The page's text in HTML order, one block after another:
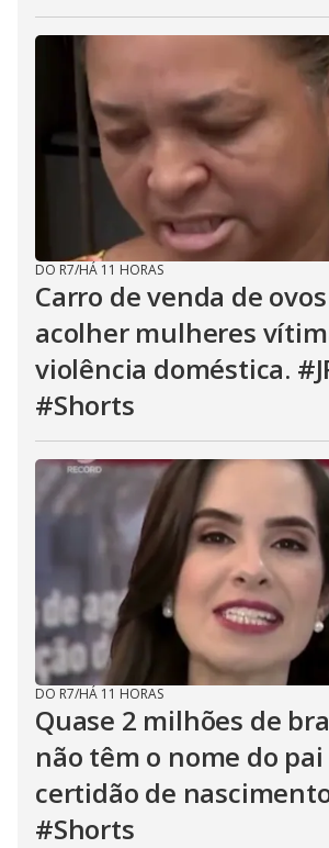
DO R7/HÁ 11 HORAS
Carro de venda de
acolher mulheres
violência doméstica.
#Shorts
DO R7/HÁ 11 HORAS
Quase 2 milhões de
não têm o nome do pai
certidão de
#Shorts